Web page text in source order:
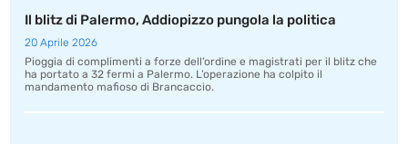
Il blitz di Palermo, Addiopizzo pungola la politica
20 Aprile 2026
Pioggia di complimenti a forze dell’ordine e magistrati per il blitz che
ha portato a 32 fermi a Palermo. L’operazione ha colpito il
mandamento mafioso di Brancaccio.